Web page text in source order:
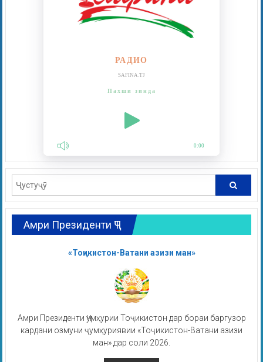
РАДИО
SAFINA.TJ
Пахши зинда
0:00
Амри Президенти ҶТ
«Тоҷикистон-Ватани азизи ман»
Амри Президенти Ҷумҳурии Тоҷикистон дар бораи баргузор
кардани озмуни ҷумҳуриявии «Тоҷикистон-Ватани азизи
ман» дар соли 2026.